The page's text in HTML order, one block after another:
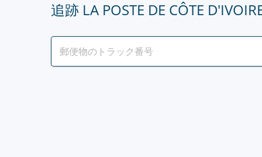
追跡 LA POSTE DE CÔTE